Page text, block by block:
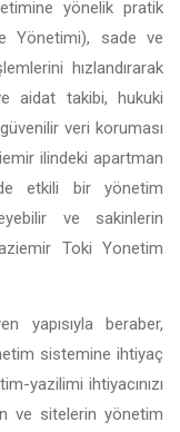
yönelik pratik
Yönetimi), sade ve
hızlandırarak
aidat takibi, hukuki
veri koruması
ilindeki apartman
etkili bir yönetim
ve sakinlerin
Toki Yonetim
yapısıyla beraber,
sistemine ihtiyaç
yazilimi ihtiyacınızı
ve sitelerin yönetim